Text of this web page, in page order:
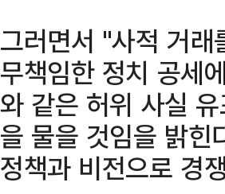
그러면서 "사적 거
무책임한 정치 공세
와 같은 허위 사실
을 물을 것임을 밝힌
정책과 비전으로 경